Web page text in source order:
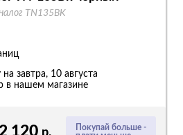
Покупай больше -
120
TN135BK
завтра, 10 августа
в нашем магазине